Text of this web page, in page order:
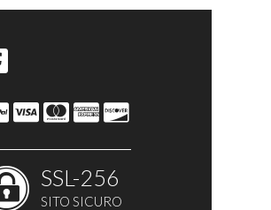
SSL-256
SITO SICURO